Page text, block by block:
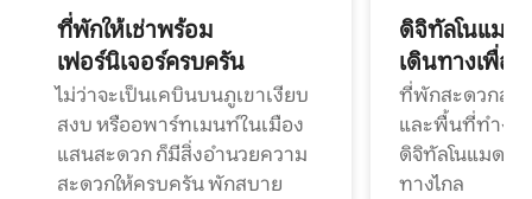
ที่พักให้เช่าพร้อม
เฟอร์นิเจอร์ครบครัน
ไม่ว่าจะเป็นเคบินบนภูเขาเงียบ
สงบ หรืออพาร์ทเมนท์ในเมือง
แสนสะดวก ก็มีสิ่งอำนวยความ
สะดวกให้ครบครัน พักสบาย
ดิจิทัลโนแมด
เดินทางเพื่อ
ที่พักสะดวกสบ
และพื้นที่ทำงา
ดิจิทัลโนแมดแ
ทางไกล